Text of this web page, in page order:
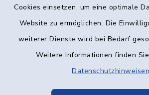
Cookies einsetzen, um eine optimale
Website zu ermöglichen. Die
weiterer Dienste wird bei Bedarf
Weitere Informationen finden
Kontakt
Datenschutz